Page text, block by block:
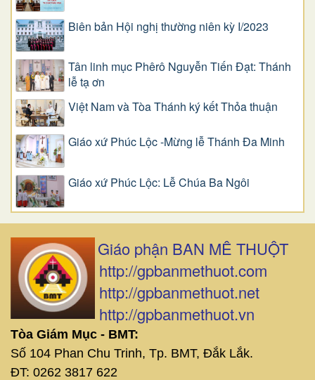
Biên bản Hội nghị thường niên kỳ I/2023
Tân linh mục Phêrô Nguyễn Tiến Đạt: Thánh
lễ tạ ơn
Việt Nam và Tòa Thánh ký kết Thỏa thuận
Giáo xứ Phúc Lộc -Mừng lễ Thánh Đa Minh
Giáo xứ Phúc Lộc: Lễ Chúa Ba Ngôi
Giáo phận BAN MÊ THUỘT
http://gpbanmethuot.com
http://gpbanmethuot.net
http://gpbanmethuot.vn
Tòa Giám Mục - BMT:
Số 104 Phan Chu Trinh, Tp. BMT, Đắk Lắk.
ĐT: 0262 3817 622